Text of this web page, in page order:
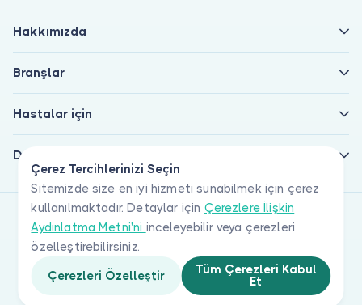
Çerez Tercihlerinizi Seçin
Sitemizde size en iyi hizmeti sunabilmek için çerez
kullanılmaktadır. Detaylar için Çerezlere İlişkin
Aydınlatma Metni'ni inceleyebilir veya çerezleri
özelleştirebilirsiniz.
Çerezleri Özelleştir
Tüm Çerezleri Kabul
Et
Hakkımızda
Branşlar
Hastalar için
Doktorlar için